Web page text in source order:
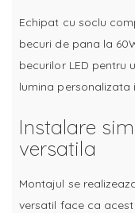
Echipat cu soclu
becuri de pana la
becurilor LED pentru
lumina personalizata
Instalare
versatila
Montajul se
versatil face ca